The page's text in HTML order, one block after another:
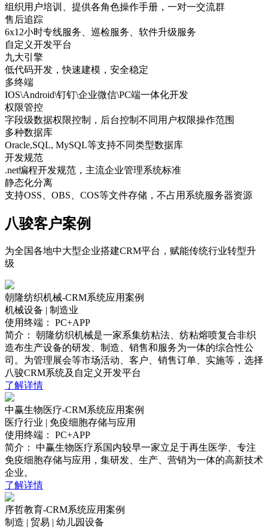
组织用户培训、提供各角色操作手册，一对一交流群
售后追踪
6x12小时专线服务、巡检服务、软件升级服务
自定义开发平台
九大引擎
低代码开发，快速建模，安全稳定
多终端
IOS\Android\钉钉\企业微信\PC端一体化开发
权限管控
字段级数据权限控制，后台控制不同用户权限操作范围
多种数据库
Oracle,SQL, MySQL等支持不同类型数据库
开发规范
.net编程开发规范，主流企业管理系统标准
静态化分离
支持OSS、OBS、COS等文件存储，不占用系统服务器资源
八骏客户案例
为全国各地中大型企业搭建CRM平台，赋能传统行业转型升
级
朝隆纺织机械-CRM系统应用案例
机械设备 | 制造业
使用终端：
PC+APP
简介：
朝隆纺织机械是一家系集纺粘法、纺粘熔喷复合非织
造布生产设备的研发、制造、销售和服务为一体的综合性公
司。为管理展会等市场活动、客户、销售订单、实施等，选择
八骏CRM系统及自定义开发平台
了解详情
中赢生物医疗-CRM系统应用案例
医疗行业 | 免疫细胞存储与应用
使用终端：
PC+APP
简介：
中赢生物医疗系国内较早一家立足于再生医学、专注
免疫细胞存储与应用，集研发、生产、营销为一体的高新技术
企业。
了解详情
序哲教育-CRM系统应用案例
制造 | 贸易 | 幼儿园设备